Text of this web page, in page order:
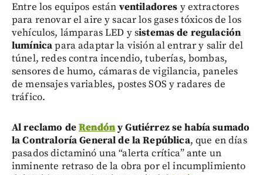
Entre los equipos están ventiladores y extractores
para renovar el aire y sacar los gases tóxicos de los
vehículos, lámparas LED y sistemas de regulación
lumínicapara adaptar la visión al entrar y salir del
túnel, redes contra incendio, tuberías, bombas,
sensores de humo, cámaras de vigilancia, paneles
de mensajes variables, postes SOS y radares de
tráfico.
Al reclamo deRendóny Gutiérrez se había sumado
la Contraloría General de la República, que en días
pasados dictaminó una “alerta crítica” ante un
inminente retraso de la obra por el incumplimiento